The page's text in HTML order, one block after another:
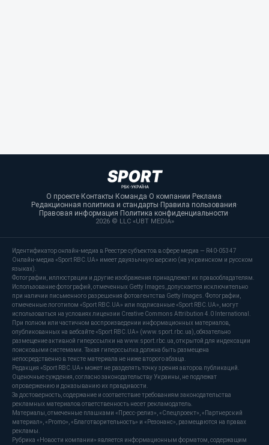
О проекте·Контакты·Команда·О компании·Реклама·
Редакционная политика и стандарты·Правила пользования·
Правовая информация·Политика конфиденциальности·
2026 © LLC «UBT MEDIA»
Идентификатор онлайн-медиа в Реестре субъектов в сфере медиа — R40-05347
Онлайн-медиа «Sport RBC.UA» имеет двуязычную версию (на украинском и русском
языках).
Фотографии, иллюстрации и другие изображения принадлежат их правообладателям.
Использование фотографий, отмеченных Getty Images, допускается исключительно
при наличии письменного разрешения фотоагентства Getty Images. Фотографии,
отмеченные логотипом «Sport RBC.UA» или подписанные «Sport RBC.UA», могут
использоваться на условиях лицензии Creative Commons Attribution 4.0 International.
При полном или частичном воспроизведении информационных материалов,
опубликованных на вебсайте «Sport RBC.UA» (www.sport.rbc.ua), обязательно
размещение активной гиперссылки на www.sport.rbc.ua, открытой для индексации
поисковыми системами. Такая гиперссылка должна быть размещена
непосредственно в тексте материала не ниже второго абзаца.
Редакция «Sport RBC.UA» может не разделять точку зрения авторов публикаций.
Оценочные суждения, согласно законодательству Украины, не подлежат
опровержению и доказыванию их правдивости.
За достоверность, содержание и соответствие требованиям законодательства
рекламных материалов ответственность несет рекламодатель.
Материалы, отмеченные плашками «Пресс-релиз», «Спецпроект», «Партнерский
материал», «Promo», «Благотворительность» и «Резонанс», размещаются на правах
рекламы.
Рубрика «Новости компании» является информационным форматом, содержащим